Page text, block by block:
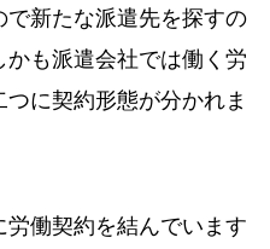
新たな派遣先を探すの
も派遣会社では働く労
に契約形態が分かれま
働契約を結んでいます